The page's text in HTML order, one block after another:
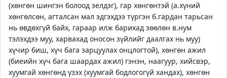
(хөнгөн шингэн болоод эелдэг), гар хөнгөнтэй (а.хүний
хөнгөлсөн, агталсан мал эдгэхдээ түргэн б.гардан тарьсан
нь өвдөхгүй байх, гараар илж барихад зөөлөн в.нум
тэлэхдээ муу, харвахад оносон зүйлийг даалгах нь муу)
хүчир биш, хүч бага зарцуулах онцлогтой), хөнгөн ажил
(биеийн хүч бага шаардах ажил) гэнэн, наагуур, хийсвэр,
хуумгай хөнгөнд үзэх (хуумгай бодлогогүй хандах), хөнгөн